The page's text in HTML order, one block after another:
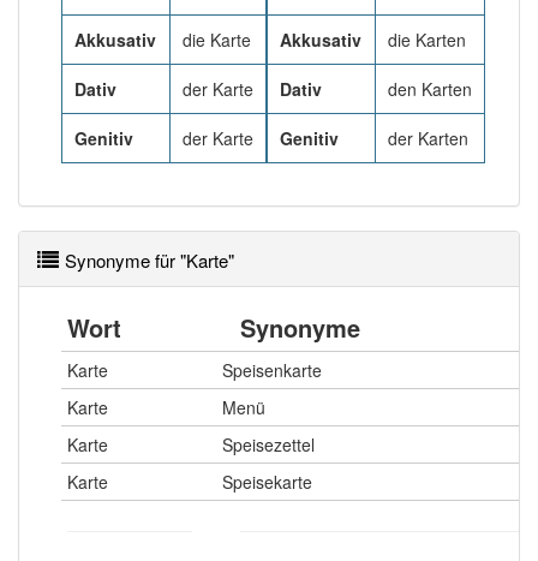
88% unserer Spielapp-Nutzer haben den Artikel
korrekt erraten.
Akkusativ die Karte
Dativ der Karte
Genitiv der Karte
Akkusativ die Karten
Dativ den Karten
Genitiv der Karten
Synonyme für "Karte"
Wort Synonyme
Karte
Speisenkarte
Karte
Menü
Karte
Speisezettel
Karte
Speisekarte